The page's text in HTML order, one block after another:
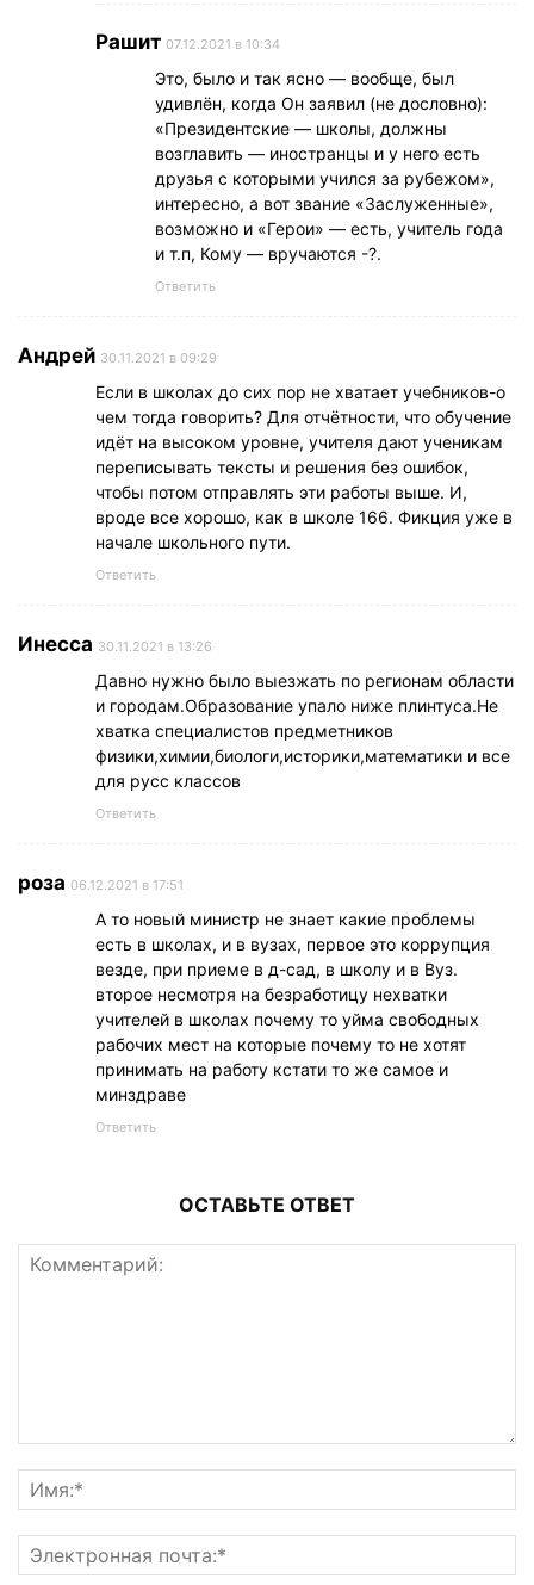
Рашит 07.12.2021 в 10:34
Это, было и так ясно — вообще, был
удивлён, когда Он заявил (не дословно):
«Президентские — школы, должны
возглавить — иностранцы и у него есть
друзья с которыми учился за рубежом»,
интересно, а вот звание «Заслуженные»,
возможно и «Герои» — есть, учитель года
и т.п, Кому — вручаются -?.
Ответить
Андрей 30.11.2021 в 09:29
Если в школах до сих пор не хватает учебников-о
чем тогда говорить? Для отчётности, что обучение
идёт на высоком уровне, учителя дают ученикам
переписывать тексты и решения без ошибок,
чтобы потом отправлять эти работы выше. И,
вроде все хорошо, как в школе 166. Фикция уже в
начале школьного пути.
Ответить
Инесса 30.11.2021 в 13:26
Давно нужно было выезжать по регионам области
и городам.Образование упало ниже плинтуса.Не
хватка специалистов предметников
физики,химии,биологи,историки,математики и все
для русс классов
Ответить
роза 06.12.2021 в 17:51
А то новый министр не знает какие проблемы
есть в школах, и в вузах, первое это коррупция
везде, при приеме в д-сад, в школу и в Вуз.
второе несмотря на безработицу нехватки
учителей в школах почему то уйма свободных
рабочих мест на которые почему то не хотят
принимать на работу кстати то же самое и
минздраве
Ответить
ОСТАВЬТЕ ОТВЕТ